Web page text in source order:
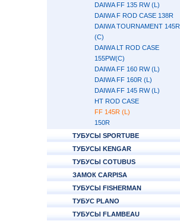
DAIWA FF 135 RW (L)
DAIWA F ROD CASE 138R
DAIWA TOURNAMENT 145R
(C)
DAIWA LT ROD CASE
155PW(C)
DAIWA FF 160 RW (L)
DAIWA FF 160R (L)
DAIWA FF 145 RW (L)
HT ROD CASE
FF 145R (L)
150R
ТУБУСЫ SPORTUBE
ТУБУСЫ KENGAR
ТУБУСЫ COTUBUS
ЗАМОК CARPISA
ТУБУСЫ FISHERMAN
ТУБУС PLANO
ТУБУСЫ FLAMBEAU